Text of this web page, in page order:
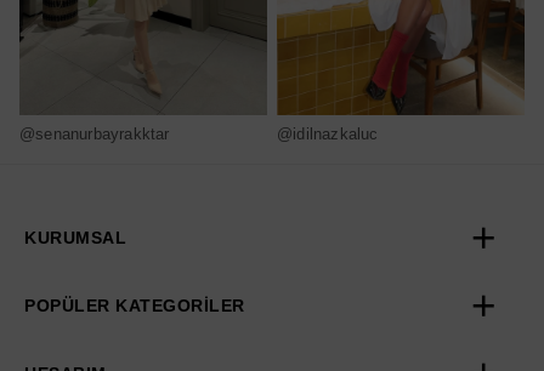
@senanurbayrakktar @idilnazkaluc
KURUMSAL
POPÜLER KATEGORİLER